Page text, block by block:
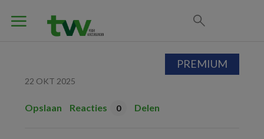
22 OKT 2025
Opslaan Reacties 0 Delen
PREMIUM